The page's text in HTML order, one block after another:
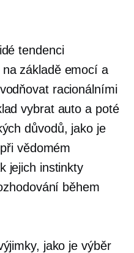
tendenci
základě emocí a
racionálními
vybrat auto a poté
důvodů, jako je
vědomém
jejich instinkty
během
jako je výběr